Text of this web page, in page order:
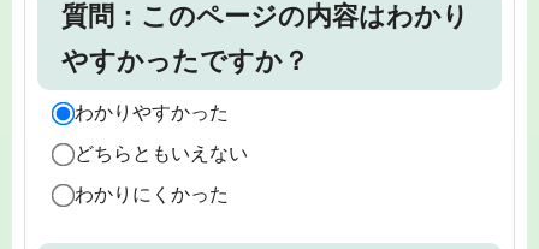
質問：このページの内容はわかり
やすかったですか？
わかりやすかった
どちらともいえない
わかりにくかった